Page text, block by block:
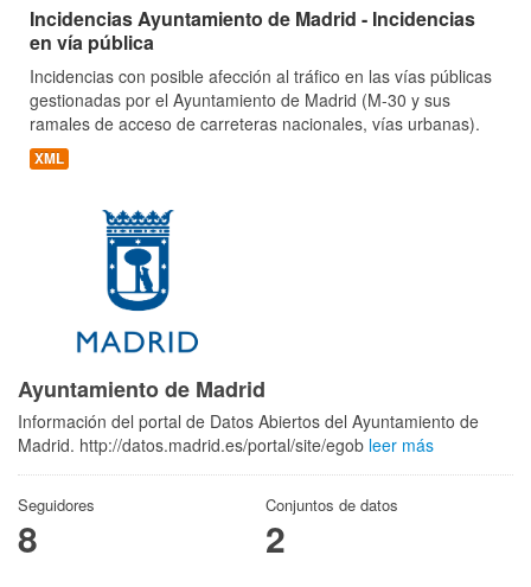
Incidencias Ayuntamiento de Madrid - Incidencias
en vía pública
Incidencias con posible afección al tráfico en las vías públicas
gestionadas por el Ayuntamiento de Madrid (M-30 y sus
ramales de acceso de carreteras nacionales, vías urbanas).
XML
Ayuntamiento de Madrid
Información del portal de Datos Abiertos del Ayuntamiento de
Madrid. http://datos.madrid.es/portal/site/egob leer más
Seguidores
8
Conjuntos de datos
2